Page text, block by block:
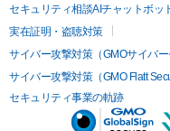
セキュリティ相談AIチャットボッ
実在証明・盗聴対策
サイバー攻撃対策（GMOサイバー
サイバー攻撃対策（GMO Flatt
セキュリティ事業の軌跡